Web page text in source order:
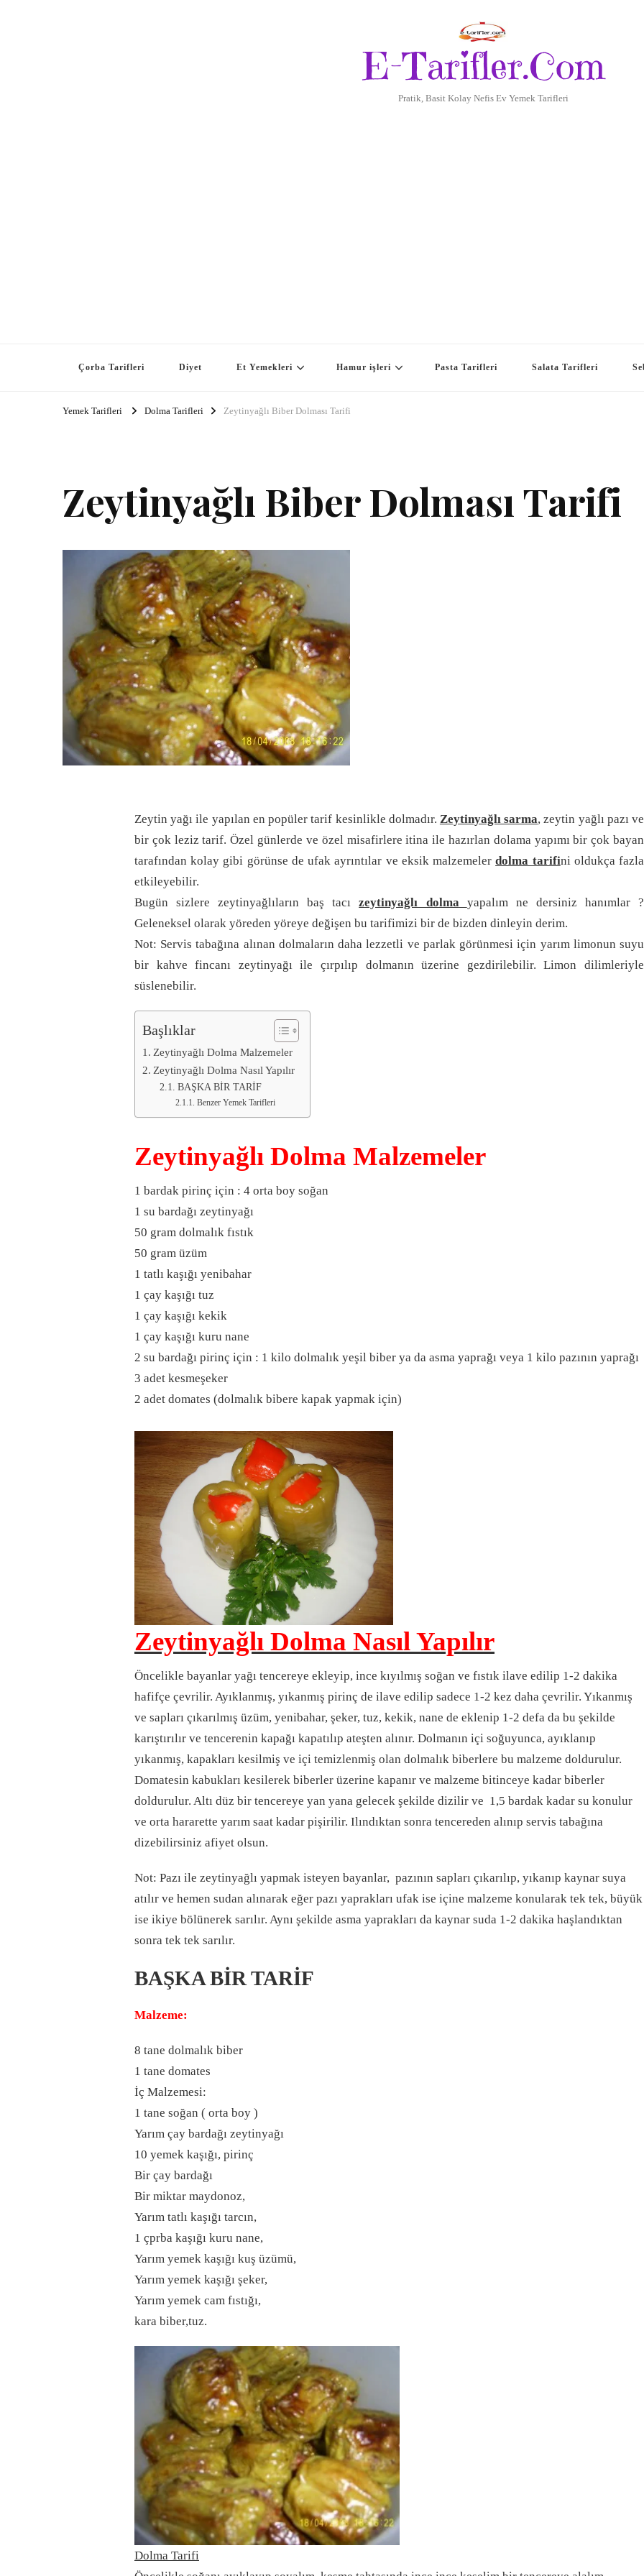
E-Tarifler.Com
Pratik, Basit Kolay Nefis Ev Yemek Tarifleri
Çorba Tarifleri Diyet Et Yemekleri Hamur işleri Pasta Tarifleri Salata Tarifleri
Yemek Tarifleri Dolma Tarifleri Zeytinyağlı Biber Dolması Tarifi
Zeytinyağlı Biber Dolması Tarifi
Zeytin yağı ile yapılan en popüler tarif kesinlikle dolmadır. Zeytinyağlı sarma, zeytin yağlı pazı ve
bir çok leziz tarif. Özel günlerde ve özel misafirlere itina ile hazırlan dolama yapımı bir çok bayan
tarafından kolay gibi görünse de ufak ayrıntılar ve eksik malzemelerdolma tarifini oldukça fazla
etkileyebilir.
Bugün sizlere zeytinyağlıların baş tacızeytinyağlı dolma
yapalım ne dersiniz hanımlar ?
Geleneksel olarak yöreden yöreye değişen bu tarifimizi bir de bizden dinleyin derim.
Not: Servis tabağına alınan dolmaların daha lezzetli ve parlak görünmesi için yarım limonun suyu
bir kahve fincanı zeytinyağı ile çırpılıp dolmanın üzerine gezdirilebilir. Limon dilimleriyle
süslenebilir.
Başlıklar
Zeytinyağlı Dolma Malzemeler
Zeytinyağlı Dolma Nasıl Yapılır
BAŞKA BİR TARİF
Benzer Yemek Tarifleri
Zeytinyağlı Dolma Malzemeler
1 bardak pirinç için : 4 orta boy soğan
1 su bardağı zeytinyağı
50 gram dolmalık fıstık
50 gram üzüm
1 tatlı kaşığı yenibahar
1 çay kaşığı tuz
1 çay kaşığı kekik
1 çay kaşığı kuru nane
2 su bardağı pirinç için : 1 kilo dolmalık yeşil biber ya da asma yaprağı veya 1 kilo pazının yaprağı
3 adet kesmeşeker
2 adet domates (dolmalık bibere kapak yapmak için)
Zeytinyağlı Dolma Nasıl Yapılır
Öncelikle bayanlar yağı tencereye ekleyip, ince kıyılmış soğan ve fıstık ilave edilip 1-2 dakika
hafifçe çevrilir. Ayıklanmış, yıkanmış pirinç de ilave edilip sadece 1-2 kez daha çevrilir. Yıkanmış
ve sapları çıkarılmış üzüm, yenibahar, şeker, tuz, kekik, nane de eklenip 1-2 defa da bu şekilde
karıştırılır ve tencerenin kapağı kapatılıp ateşten alınır. Dolmanın içi soğuyunca, ayıklanıp
yıkanmış, kapakları kesilmiş ve içi temizlenmiş olan dolmalık biberlere bu malzeme doldurulur.
Domatesin kabukları kesilerek biberler üzerine kapanır ve malzeme bitinceye kadar biberler
doldurulur. Altı düz bir tencereye yan yana gelecek şekilde dizilir ve 1,5 bardak kadar su konulur
ve orta hararette yarım saat kadar pişirilir. Ilındıktan sonra tencereden alınıp servis tabağına
dizebilirsiniz afiyet olsun.
Not: Pazı ile zeytinyağlı yapmak isteyen bayanlar, pazının sapları çıkarılıp, yıkanıp kaynar suya
atılır ve hemen sudan alınarak eğer pazı yaprakları ufak ise içine malzeme konularak tek tek, büyük
ise ikiye bölünerek sarılır. Aynı şekilde asma yaprakları da kaynar suda 1-2 dakika haşlandıktan
sonra tek tek sarılır.
BAŞKA BİR TARİF
Malzeme:
8 tane dolmalık biber
1 tane domates
İç Malzemesi:
1 tane soğan ( orta boy )
Yarım çay bardağı zeytinyağı
10 yemek kaşığı, pirinç
Bir çay bardağı
Bir miktar maydonoz,
Yarım tatlı kaşığı tarcın,
1 çprba kaşığı kuru nane,
Yarım yemek kaşığı kuş üzümü,
Yarım yemek kaşığı şeker,
Yarım yemek cam fıstığı,
kara biber,tuz.
Dolma Tarifi